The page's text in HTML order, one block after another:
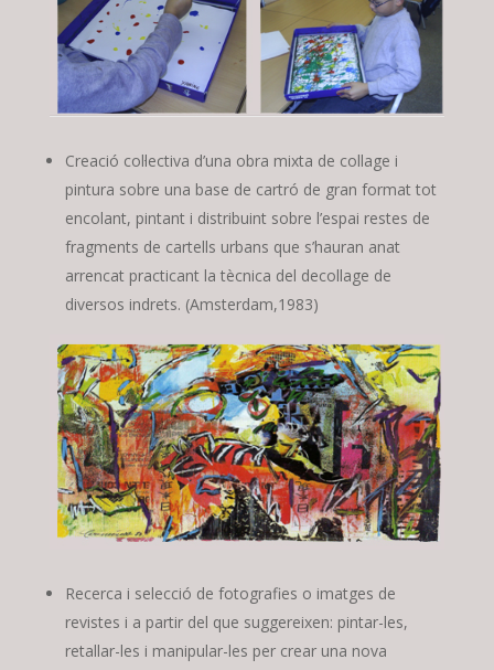
Creació col·lectiva d’una obra mixta de collage i
pintura sobre una base de cartró de gran format tot
encolant, pintant i distribuint sobre l’espai restes de
fragments de cartells urbans que s’hauran anat
arrencat practicant la tècnica del decollage de
diversos indrets. (Amsterdam,1983)
Recerca i selecció de fotografies o imatges de
revistes i a partir del que suggereixen: pintar-les,
retallar-les i manipular-les per crear una nova